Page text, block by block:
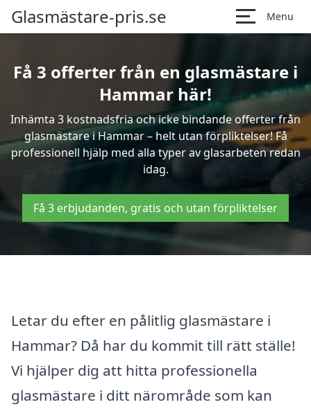
Glasmästare-pris.se Menu
Få 3 offerter från en glasmästare i
Hammar här!
Inhämta 3 kostnadsfria och icke bindande offerter från
glasmästare i Hammar – helt utan förpliktelser! Få
professionell hjälp med alla typer av glasarbeten redan
idag.
Få 3 erbjudanden, gratis och utan förpliktelser
Letar du efter en pålitlig glasmästare i
Hammar? Då har du kommit till rätt ställe!
Vi hjälper dig att hitta professionella
glasmästare i ditt närområde som kan